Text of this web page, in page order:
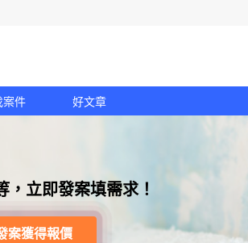
案件 好文章
，立即發案填需求！
案獲得報價